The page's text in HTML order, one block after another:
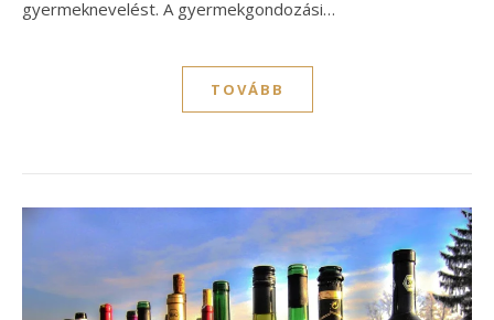
gyermeknevelést. A gyermekgondozási…
TOVÁBB